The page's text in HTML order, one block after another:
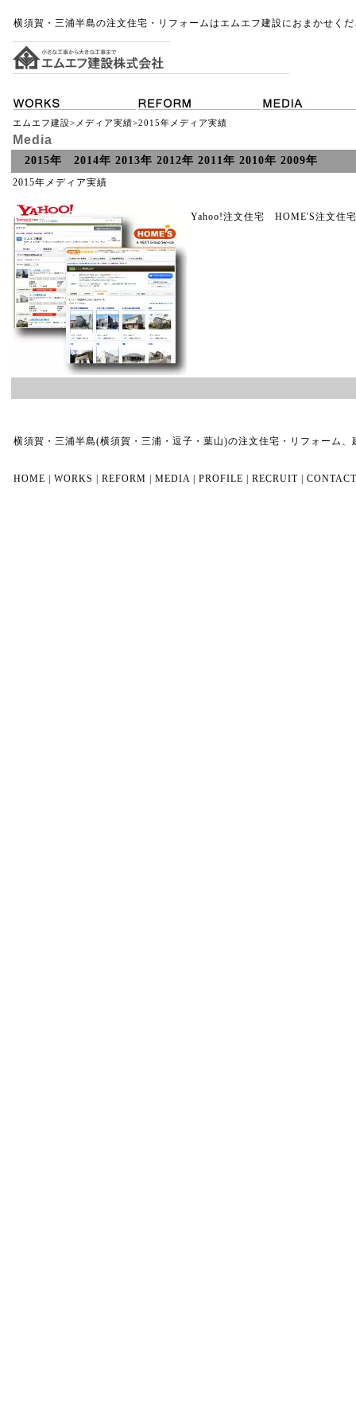
横須賀・三浦半島の注文住宅・リフォームはエムエフ建設におまかせく
エムエフ建設> メディア実績>2015年メディア実績
Media
2015年 2014年 2013年 2012年 2011年 2010年 2009年
2015年メディア実績
Yahoo!注文住宅 HOME'S注文住
横須賀・三浦半島(横須賀・三浦・逗子・葉山)の注文住宅・リフォーム
HOME WORKS REFORM MEDIA PROFILE RECRUIT CONTACT